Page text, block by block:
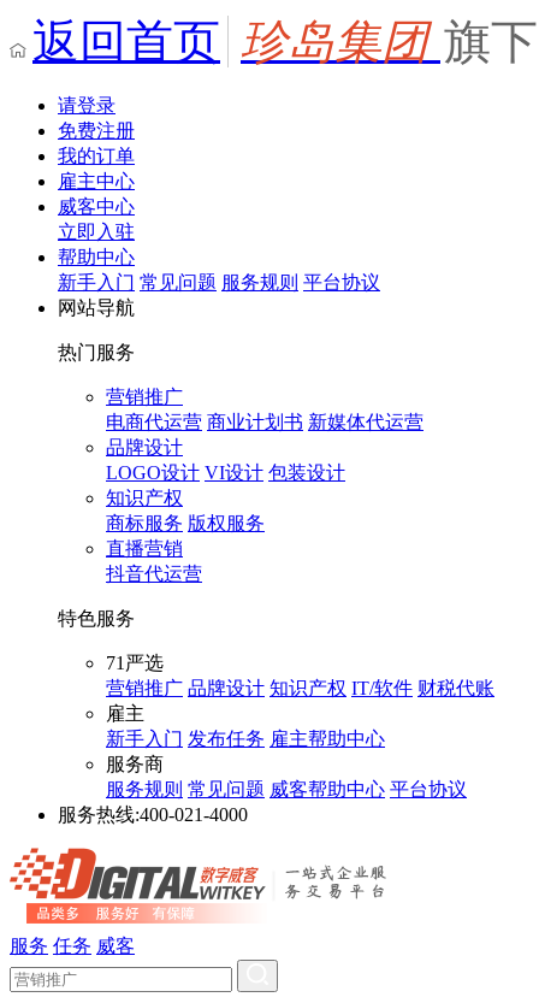
返回首页 珍岛集团 旗
请登录
免费注册
我的订单
雇主中心
威客中心
立即入驻
帮助中心
新手入门 常见问题 服务规则 平台协议
网站导航
热门服务
营销推广
电商代运营 商业计划书 新媒体代运营
品牌设计
LOGO设计 VI设计 包装设计
知识产权
商标服务 版权服务
直播营销
抖音代运营
特色服务
71严选
营销推广 品牌设计 知识产权 IT/软件 财税代账
雇主
新手入门 发布任务 雇主帮助中心
服务商
服务规则 常见问题 威客帮助中心 平台协议
服务热线:400-021-4000
服务 任务 威客